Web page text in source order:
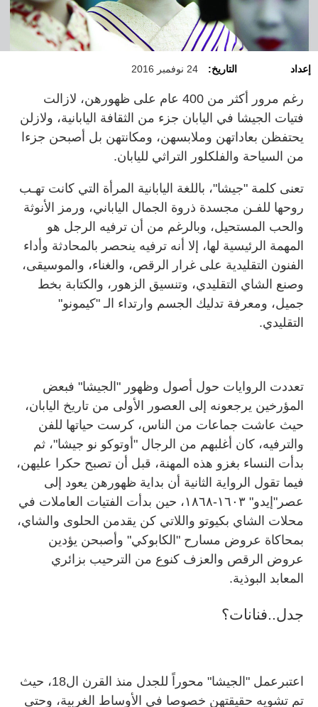
إعداد التاريخ: 24 نوفمبر 2016
رغم مرور أكثر من 400 عام على ظهورهن، لازالت
فتيات الجيشا في اليابان جزء من الثقافة اليابانية، ولازلن
يحتفظن بعاداتهن وملابسهن، ومكانتهن بل أصبحن جزءا
من السياحة والفلكلور التراثي لليابان.
تعنى كلمة "جيشا"، باللغة اليابانية المرأة التي كانت تهـب
روحها للفـن مجسدة ذروة الجمال الياباني، ورمز الأنوثة
والحب المستحيل، وبالرغم من أن ترفيه الرجل هو
المهمة الرئيسية لها، إلا أنه ترفيه ينحصر بالمحادثة وأداء
الفنون التقليدية على غرار الرقص، والغناء، والموسيقى،
وصنع الشاي التقليدي، وتنسيق الزهور، والكتابة بخط
جميل، ومعرفة تدليك الجسم وارتداء الـ "كيمونو"
التقليدي.
تعددت الروايات حول أصول وظهور "الجيشا" فبعض
المؤرخين يرجعونه إلى العصور الأولى من تاريخ اليابان،
حيث عاشت جماعات من الناس، كرست حياتها للفن
والترفيه، كان أغلبهم من الرجال "أوتوكو نو جيشا"، ثم
بدأت النساء بغزو هذه المهنة، قبل أن تصبح حكرا عليهن،
فيما تقول الرواية الثانية أن بداية ظهورهن يعود إلى
عصر"إيدو" ١٦٠٣-١٨٦٨، حين بدأت الفتيات العاملات في
محلات الشاي بكيوتو واللاتي كن يقدمن الحلوى والشاي،
بمحاكاة عروض مسارح "الكابوكي" وأصبحن يؤدين
عروض الرقص والعزف كنوع من الترحيب بزائري
المعابد البوذية.
جدل..فنانات؟
اعتبرعمل "الجيشا" محوراً للجدل منذ القرن ال18، حيث
تم تشويه حقيقتهن خصوصا في الأوساط الغربية، وحتى